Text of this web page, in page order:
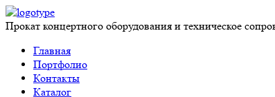
Прокат концертного оборудования и техническое
Главная
Портфолио
Контакты
Каталог